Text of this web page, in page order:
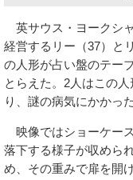
英サウス・ヨークシ
経営するリー（37）と
の人形が占い盤のテー
とらえた。2人はこの
り、謎の病気にかかっ
映像ではショーケー
落下する様子が収めら
め、その重みで扉を開